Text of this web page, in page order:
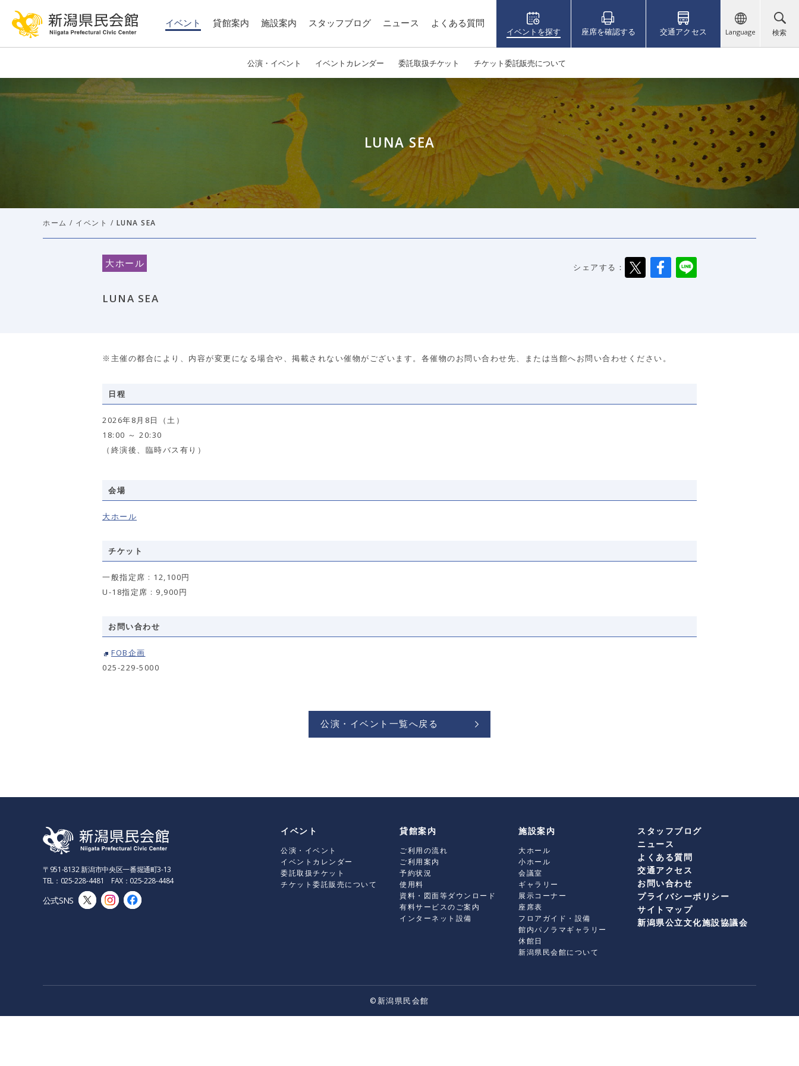
イベント
公演・イベント イベントカレンダー 委託取扱チケット チケット委託販売について
貸館案内 施設案内 スタッフブログ ニュース よくある質問
イベントを探す 座席を確認する 交通アクセス Language 検索
LUNA SEA
ホーム / イベント / LUNA SEA
大ホール
LUNA SEA
シェアする：
※主催の都合により、内容が変更になる場合や、掲載されない催物がございます。各催物のお問い合わせ先、または当館へお問い合わせください。
日程
2026年8月8日（土）
18:00 ～ 20:30
（終演後、臨時バス有り）
会場
大ホール
チケット
一般指定席 : 12,100円
U-18指定席 : 9,900円
お問い合わせ
FOB企画
025-229-5000
公演・イベント一覧へ戻る
イベント
公演・イベント
イベントカレンダー
委託取扱チケット
チケット委託販売について
貸館案内
ご利用の流れ
ご利用案内
予約状況
使用料
資料・図面等ダウンロード
有料サービスのご案内
インターネット設備
施設案内
大ホール
小ホール
会議室
ギャラリー
展示コーナー
座席表
フロアガイド・設備
館内パノラマギャラリー
休館日
新潟県民会館について
スタッフブログ
ニュース
よくある質問
交通アクセス
お問い合わせ
プライバシーポリシー
サイトマップ
新潟県公立文化施設協議会
〒951-8132 新潟市中央区一番堀通町3-13
TEL：025-228-4481 FAX：025-228-4484
公式SNS
©新潟県民会館